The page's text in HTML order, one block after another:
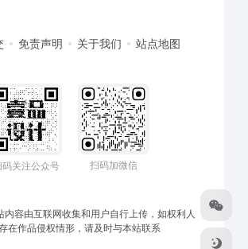
免责声明 关于我们 站点地图
码关注公众号 扫码加微信
内容由互联网收集和用户自行上传，如权利人
在作品侵权情形，请及时与本站联系